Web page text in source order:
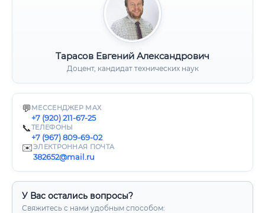
Тарасов Евгений Александрович
Доцент, кандидат технических наук
💬 МЕССЕНДЖЕР MAX
+7 (920) 211-67-25
📞ТЕЛЕФОНЫ
+7 (967) 809-69-02
✉️ЭЛЕКТРОННАЯ ПОЧТА
382652@mail.ru
У Вас остались вопросы?
Свяжитесь с нами удобным способом: